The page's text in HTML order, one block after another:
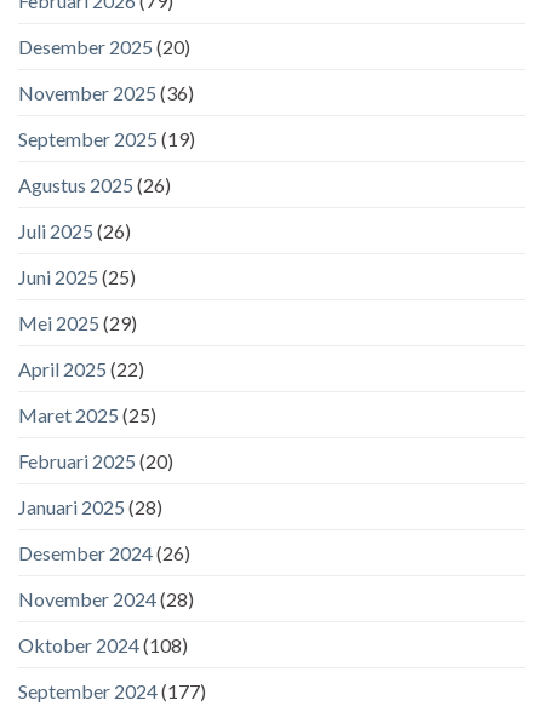
Desember 2025 (20)
November 2025 (36)
September 2025 (19)
Agustus 2025 (26)
Juli 2025 (26)
Juni 2025 (25)
Mei 2025 (29)
April 2025 (22)
Maret 2025 (25)
Februari 2025 (20)
Januari 2025 (28)
Desember 2024(26)
November 2024(28)
Oktober 2024(108)
September 2024(177)